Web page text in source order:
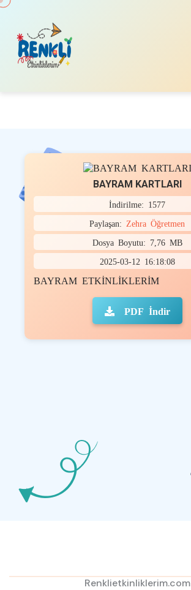
BAYRAM KARTLARI
İndirilme: 1577
Paylaşan: Zehra Öğretmen
Dosya Boyutu: 7,76 MB
2025-03-12 16:18:08
BAYRAM ETKİNLİKLERİM
PDF İndir
Renklietkinliklerim.com